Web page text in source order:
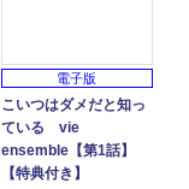
電子版
こいつはダメだと知っ
ている vie
ensemble【第1話】
【特典付き】